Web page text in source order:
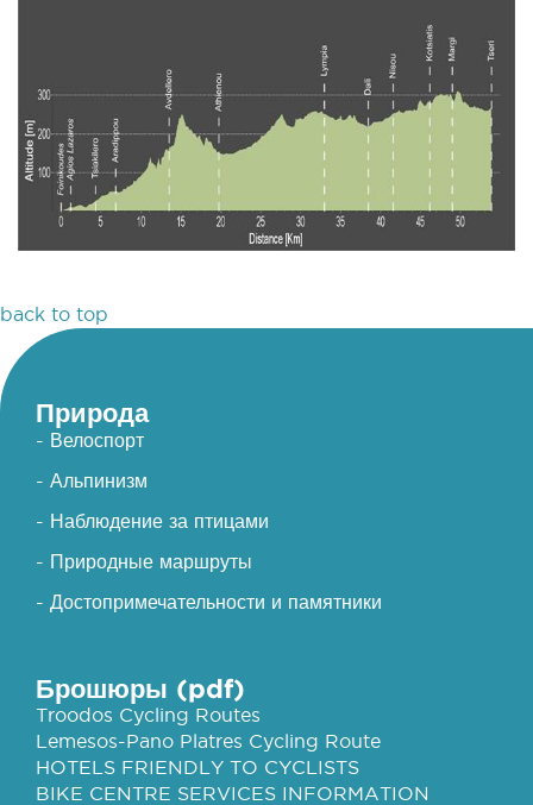
back to top
Природа
- Велоспорт
- Альпинизм
- Наблюдение за птицами
- Природные маршруты
- Достопримечательности и памятники
Брошюры (pdf)
Troodos Cycling Routes
Lemesos-Pano Platres Cycling Route
HOTELS FRIENDLY TO CYCLISTS
BIKE CENTRE SERVICES INFORMATION